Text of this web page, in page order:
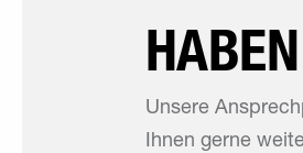
Unsere
Ihnen gerne